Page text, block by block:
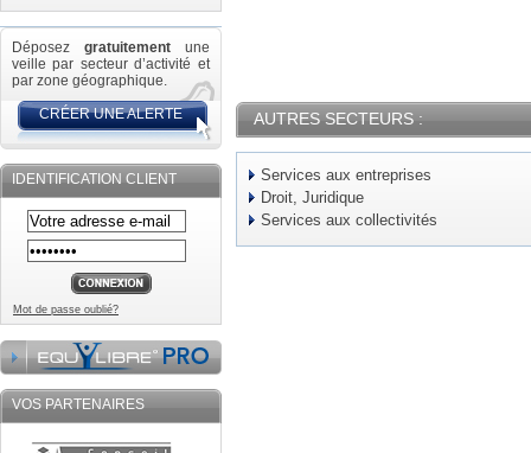
Déposez gratuitement une
veille par secteur d’activité et
par zone géographique.
CRÉER UNE ALERTE
IDENTIFICATION CLIENT
Mot de passe oublié?
VOS PARTENAIRES
AUTRES SECTEURS :
Services aux entreprises
Droit, Juridique
Services aux collectivités